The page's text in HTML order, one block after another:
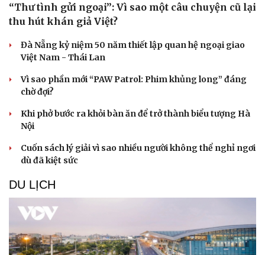
“Thư tình gửi ngoại”: Vì sao một câu chuyện cũ lại
thu hút khán giả Việt?
Đà Nẵng kỷ niệm 50 năm thiết lập quan hệ ngoại giao
Việt Nam - Thái Lan
Vì sao phần mới “PAW Patrol: Phim khủng long” đáng
chờ đợi?
Khi phở bước ra khỏi bàn ăn để trở thành biểu tượng Hà
Nội
Cuốn sách lý giải vì sao nhiều người không thể nghỉ ngơi
dù đã kiệt sức
DU LỊCH